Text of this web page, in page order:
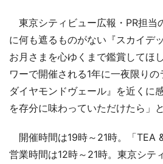
東京シティビュー広報・PR担当
に何も遮るものがない『スカイデ
お月さまを心ゆくまで鑑賞してほ
ワーで開催される1年に一夜限り
ダイヤモンドヴェール』を近くに
を存分に味わっていただけたら」と
開催時間は19時～21時。「TEA
営業時間は12時～21時。東京シテ